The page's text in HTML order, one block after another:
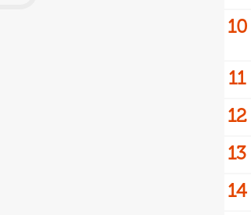
10
11
12
13
14